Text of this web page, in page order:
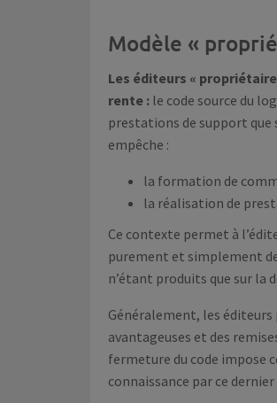
Modèle «
Les éditeurs «
rente : le code source du
prestations de support que
empêche :
la formation de
la réalisation de
Ce contexte permet à
purement et simplement
n’étant produits que sur la
Généralement, les
avantageuses et des
fermeture du code impose
connaissance par ce